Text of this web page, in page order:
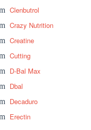
Clenbutrol
Crazy Nutrition
Creatine
Cutting
D-Bal Max
Dbal
Decaduro
Erectin